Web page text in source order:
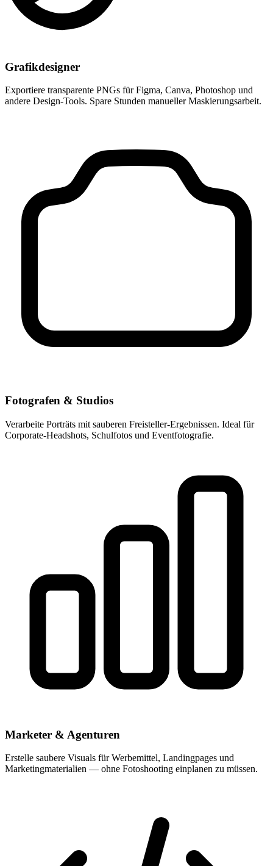
Grafikdesigner
Exportiere transparente PNGs für Figma, Canva, Photoshop und
andere Design-Tools. Spare Stunden manueller Maskierungsarbeit.
Fotografen & Studios
Verarbeite Porträts mit sauberen Freisteller-Ergebnissen. Ideal für
Corporate-Headshots, Schulfotos und Eventfotografie.
Marketer & Agenturen
Erstelle saubere Visuals für Werbemittel, Landingpages und
Marketingmaterialien — ohne Fotoshooting einplanen zu müssen.